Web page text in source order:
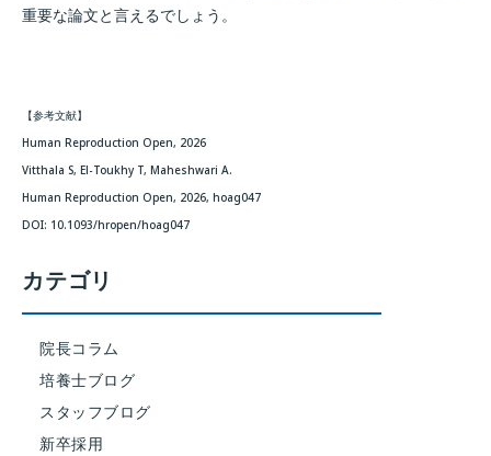
重要な論文と言えるでしょう。
【参考文献】
Human Reproduction Open, 2026
Vitthala S, El-Toukhy T, Maheshwari A.
Human Reproduction Open, 2026, hoag047
DOI: 10.1093/hropen/hoag047
カテゴリ
院長コラム
培養士ブログ
スタッフブログ
新卒採用